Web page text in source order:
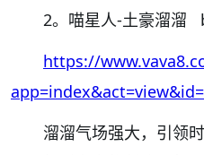
2。喵星人-土豪溜溜
https://
溜溜气场强大，引领